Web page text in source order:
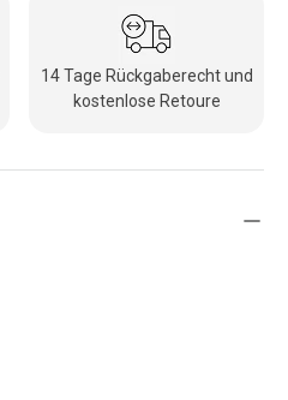
14 Tage Rückgaberecht und
kostenlose Retoure